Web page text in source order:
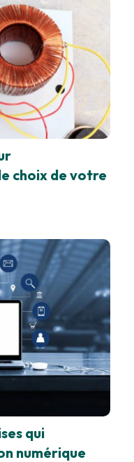
choix de votre
qui
numérique